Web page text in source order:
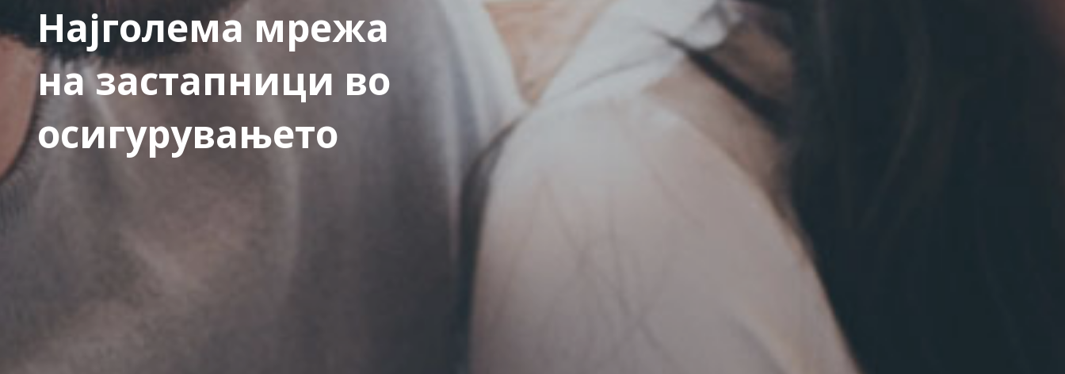
Најголема мрежа
на застапници во
осигурувањето